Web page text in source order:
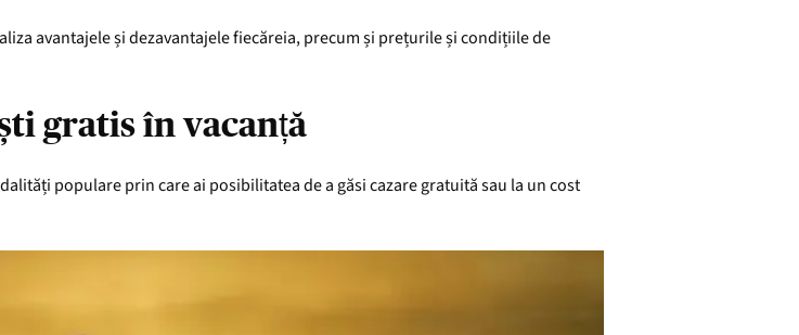
avantajele și dezavantajele fiecăreia, precum și prețurile și condițiile de
gratis în vacanță
populare prin care ai posibilitatea de a găsi cazare gratuită sau la un cost